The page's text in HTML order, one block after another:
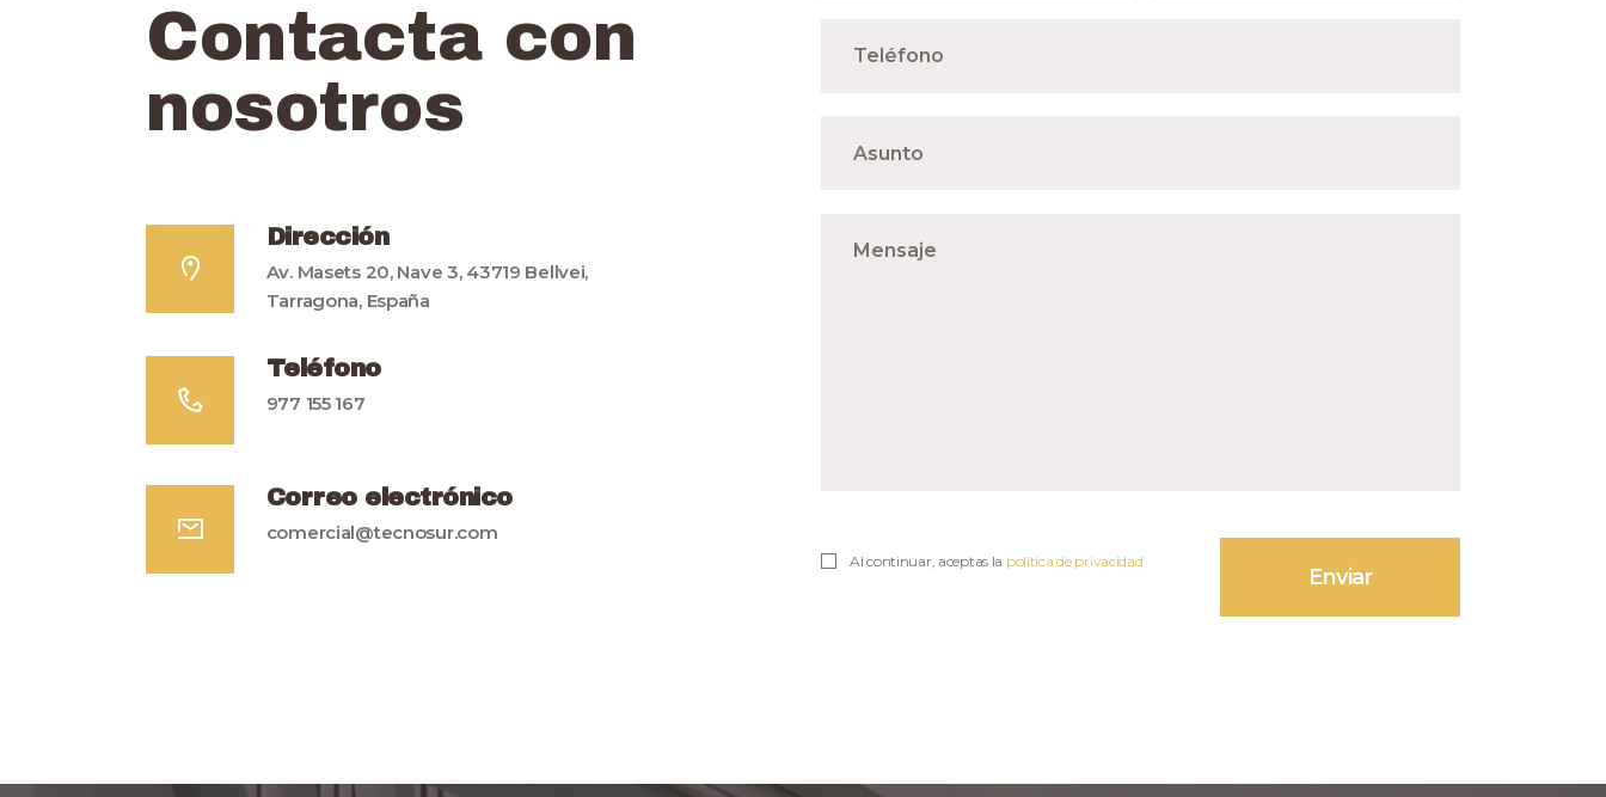
Contacta con
nosotros
Dirección
Av. Masets 20, Nave 3, 43719 Bellvei,
Tarragona, España
Teléfono
977 155 167
Correo electrónico
comercial@tecnosur.com
Al continuar, aceptas la política de privacidad